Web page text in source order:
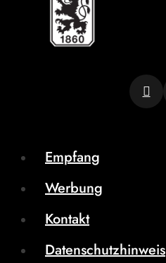
Empfang
Werbung
Kontakt
Datenschutzhinweis